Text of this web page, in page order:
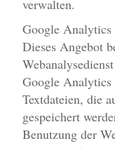
verwalten.
Google Analytics
Dieses Angebot
Google Analytics
Textdateien, die
gespeichert
Benutzung der